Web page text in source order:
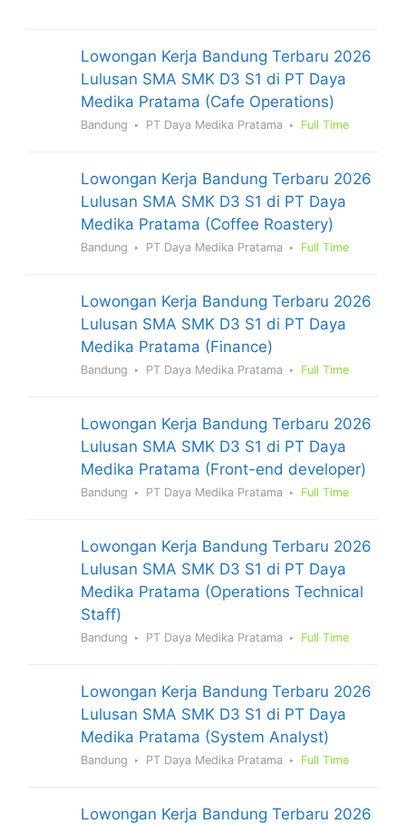
Lowongan Kerja Bandung Terbaru 2026
Lulusan SMA SMK D3 S1 di PT Daya
Medika Pratama (Cafe Operations)
Bandung PT Daya Medika Pratama Full Time
Lowongan Kerja Bandung Terbaru 2026
Lulusan SMA SMK D3 S1 di PT Daya
Medika Pratama (Coffee Roastery)
Bandung PT Daya Medika Pratama Full Time
Lowongan Kerja Bandung Terbaru 2026
Lulusan SMA SMK D3 S1 di PT Daya
Medika Pratama (Finance)
Bandung PT Daya Medika Pratama Full Time
Lowongan Kerja Bandung Terbaru 2026
Lulusan SMA SMK D3 S1 di PT Daya
Medika Pratama (Front-end developer)
Bandung PT Daya Medika Pratama Full Time
Lowongan Kerja Bandung Terbaru 2026
Lulusan SMA SMK D3 S1 di PT Daya
Medika Pratama (Operations Technical
Staff)
Bandung PT Daya Medika Pratama Full Time
Lowongan Kerja Bandung Terbaru 2026
Lulusan SMA SMK D3 S1 di PT Daya
Medika Pratama (System Analyst)
Bandung PT Daya Medika Pratama Full Time
Lowongan Kerja Bandung Terbaru 2026